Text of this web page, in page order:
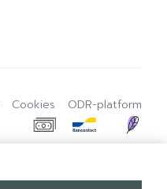
Cookies ODR-platform